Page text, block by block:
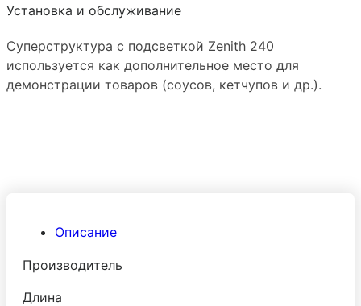
Установка и обслуживание
Суперструктура с подсветкой Zenith 240
используется как дополнительное место для
демонстрации товаров (соусов, кетчупов и др.).
Описание
Производитель
Длина